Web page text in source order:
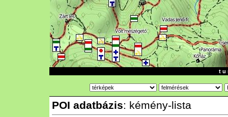
t u
POI adatbázis: kémény-lista